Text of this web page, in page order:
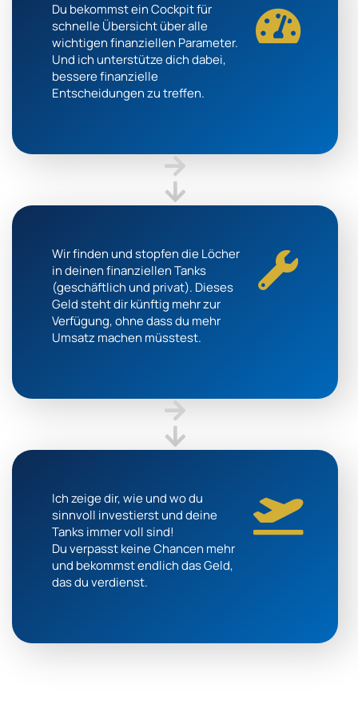
Du bekommst ein Cockpit für
schnelle Übersicht über alle
wichtigen finanziellen Parameter.
Und ich unterstütze dich dabei,
bessere finanzielle
Entscheidungen zu treffen.
Wir finden und stopfen die Löcher
in deinen finanziellen Tanks
(geschäftlich und privat). Dieses
Geld steht dir künftig mehr zur
Verfügung, ohne dass du mehr
Umsatz machen müsstest.
Ich zeige dir, wie und wo du
sinnvoll investierst und deine
Tanks immer voll sind!
Du verpasst keine Chancen mehr
und bekommst endlich das Geld,
das du verdienst.